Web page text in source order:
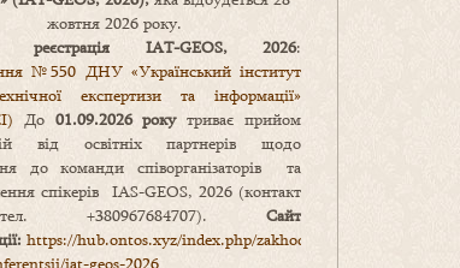
жовтня 2026 року.
реєстрація IAT-GEOS, 2026:
№550 ДНУ «Український інститут
експертизи та інформації»
До 01.09.2026 рокутриває прийом
від освітніх партнерів щодо
до команди співорганізаторів та
спікерів IAS-GEOS, 2026 (контакт
+380967684707). Сайт
https://hub.ontos.xyz/index.php/zakhody-
iat-geos-2026